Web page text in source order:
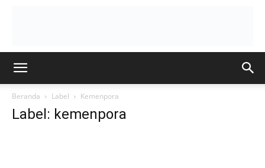
Beranda Label Kemenpora
Label: kemenpora